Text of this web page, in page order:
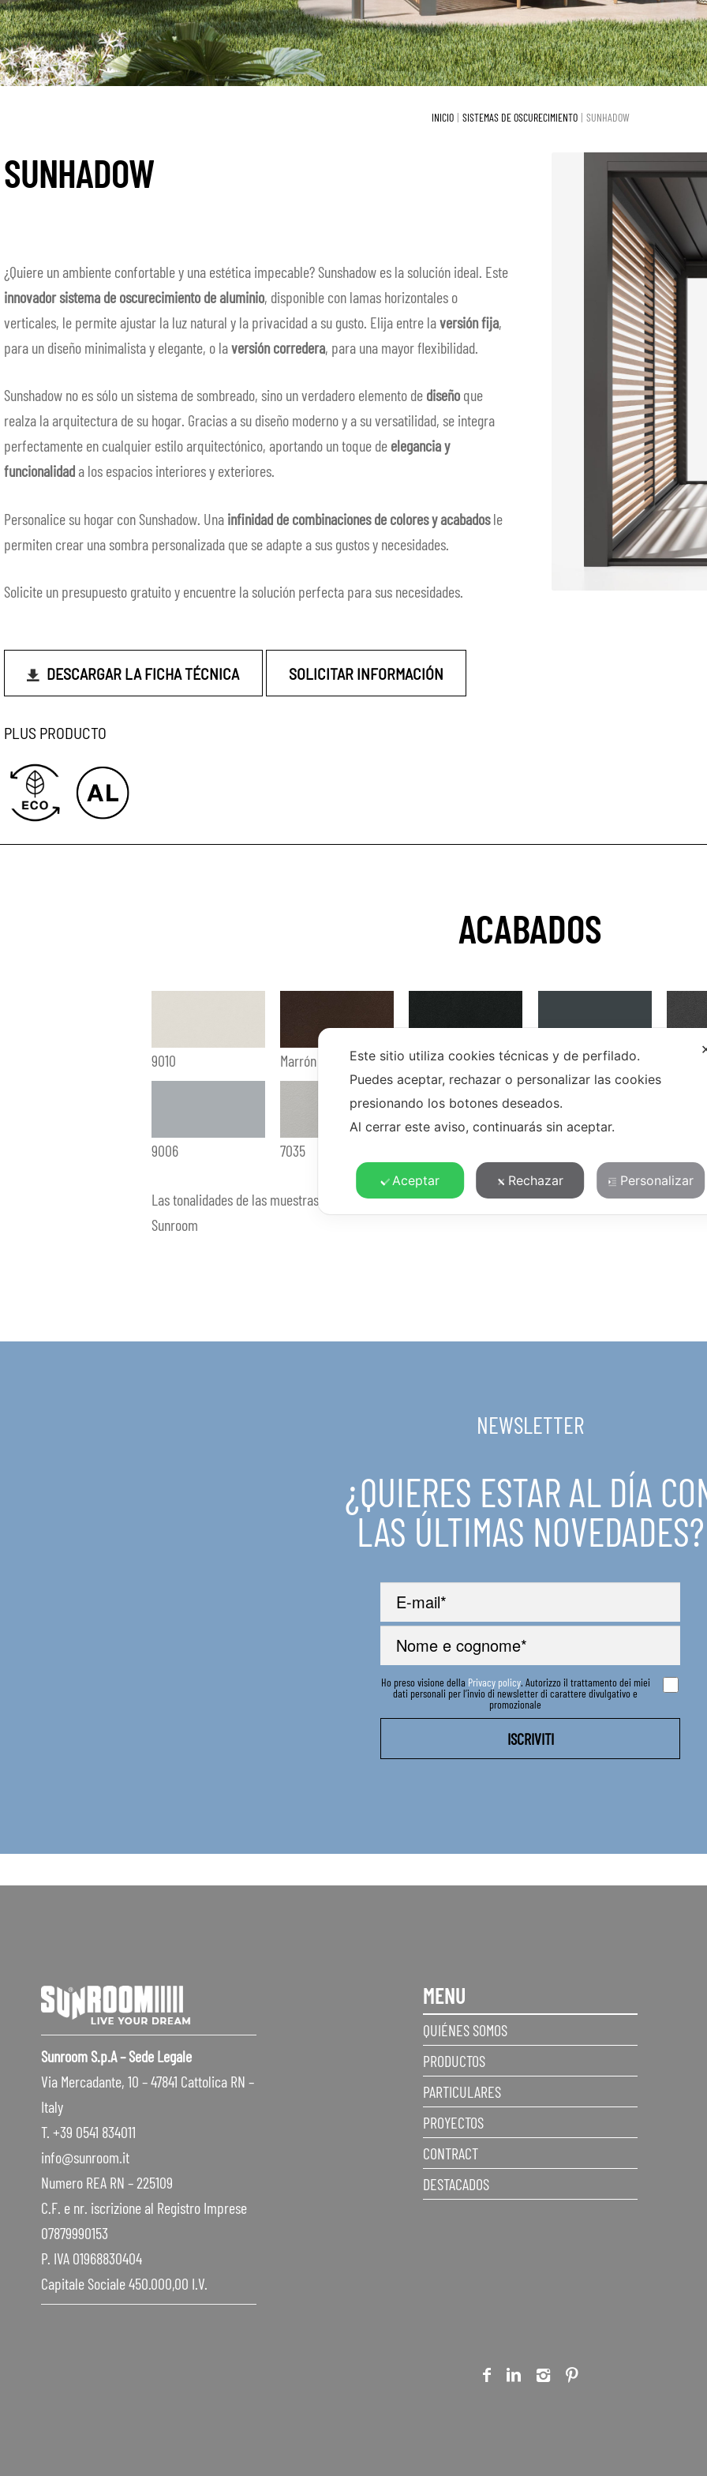
INICIO SISTEMAS DE OSCURECIMIENTO SUNHADOW
SUNHADOW
¿Quiere un ambiente confortable y una estética impecable? Sunshadow es la solución ideal. Este
innovador sistema de oscurecimiento de aluminio, disponible con lamas horizontales o
verticales, le permite ajustar la luz natural y la privacidad a su gusto. Elija entre laversión fija,
para un diseño minimalista y elegante, o laversión corredera, para una mayor flexibilidad.
Sunshadow no es sólo un sistema de sombreado, sino un verdadero elemento de diseño que
realza la arquitectura de su hogar. Gracias a su diseño moderno y a su versatilidad, se integra
perfectamente en cualquier estilo arquitectónico, aportando un toque de elegancia y
funcionalidad a los espacios interiores y exteriores.
Personalice su hogar con Sunshadow. Una infinidad de combinaciones de colores y acabadosle
permiten crear una sombra personalizada que se adapte a sus gustos y necesidades.
Solicite un presupuesto gratuito y encuentre la solución perfecta para sus necesidades.
DESCARGAR LA FICHA TÉCNICA SOLICITAR INFORMACIÓN
PLUS PRODUCTO
ACABADOS
9010 Marrón mármol 9005 Opaco Gris mármol
9006 7035
Las tonalidades de las muestras de colores representadas son puramente indicativas. Para el
Sunroom
NEWSLETTER
¿QUIERES ESTAR AL DÍA
LAS ÚLTIMAS NOVEDADES?
Ho preso visione della Privacy policy. Autorizzo il trattamento dei miei
dati personali per l’invio di newsletter di carattere divulgativo e
promozionale
Sunroom S.p.A – Sede Legale
Via Mercadante, 10 – 47841 Cattolica RN –
Italy
T. +39 0541 834011
info@sunroom.it
Numero REA RN – 225109
C.F. e nr. iscrizione al Registro Imprese
07879990153
P. IVA 01968830404
Capitale Sociale 450.000,00 I.V.
MENU
QUIÉNES SOMOS
PRODUCTOS
PARTICULARES
PROYECTOS
CONTRACT
DESTACADOS
Este sitio utiliza cookies técnicas y de perfilado.
Puedes aceptar, rechazar o personalizar las cookies
presionando los botones deseados.
Al cerrar este aviso, continuarás sin aceptar.
Aceptar Rechazar Personalizar